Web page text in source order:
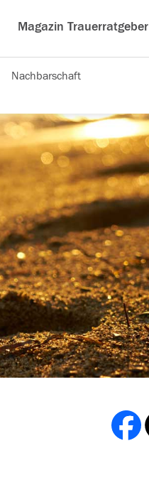
Magazin Trauerratgeber
Nachbarschaft